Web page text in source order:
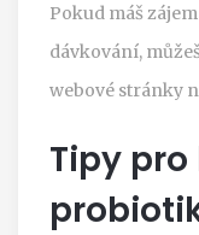
Pokud máš
dávkování,
webové stránky
Tipy